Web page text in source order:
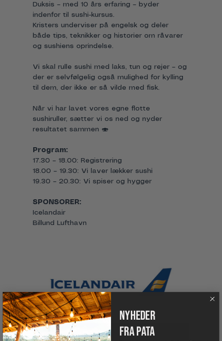
Duksis – med 10 års erfaring – byder
indenfor til sushi-kursus.
Kristers underviser på engelsk og deler
både tips, teknikker og historier om råvarer
og sushiens oprindelse.
Vi skal rulle sushi med laks, tun og rejer – og
der er selvfølgelig også mulighed for kylling
til dem, der ikke er så vilde med fisk.
Når vi har lavet vores egne flotte
sushiruller, sætter vi os ned og nyder
resultatet sammen 🍣
Program:
17.30 – 18.00: Registrering
18.00 – 19.30: Vi laver lækker sushi
19.30 – 20.30: Vi spiser og hygger
SPONSORER:
Icelandair
Billund Lufthavn
nyheder
fra pata